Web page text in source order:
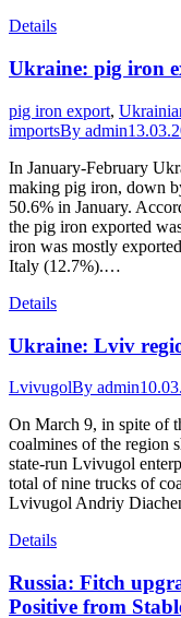
Details
Ukraine: pig iron
pig iron export,
importsBy admin
In January-February
making pig iron, down
50.6% in January.
the pig iron exported
iron was mostly
Italy (12.7%).…
Details
Ukraine: Lviv
LvivugolBy admin
On March 9, in spite of
coalmines of the region
state-run Lvivugol
total of nine trucks of
Lvivugol Andriy
Details
Russia: Fitch
Positive from